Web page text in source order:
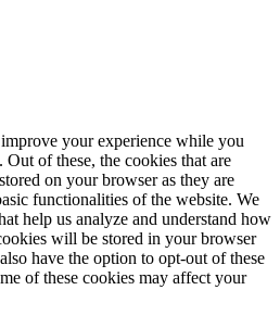
your experience while you
of these, the cookies that are
on your browser as they are
functionalities of the website. We
help us analyze and understand how
will be stored in your browser
have the option to opt-out of these
of these cookies may affect your